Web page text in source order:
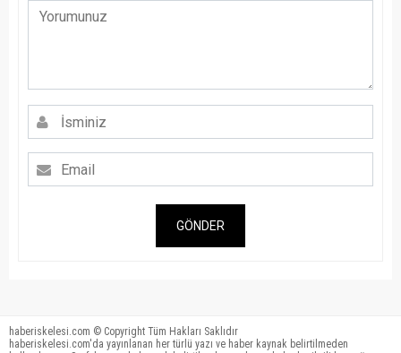
GÖNDER
haberiskelesi.com © Copyright Tüm Hakları Saklıdır
haberiskelesi.com'da yayınlanan her türlü yazı ve haber kaynak belirtilmeden